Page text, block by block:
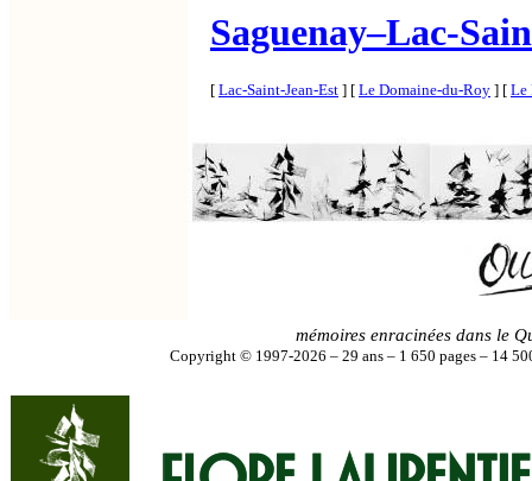
Saguenay–Lac-
[ Lac-Saint-Jean-Est ] [ Le Domaine-du-Roy ] [ Le
mémoires enracinées dans le
Copyright © 1997-2026 – 29 ans – 1 650 pages – 14